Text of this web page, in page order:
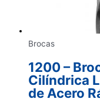
Brocas
1200 –
Cilíndrica
de Acero